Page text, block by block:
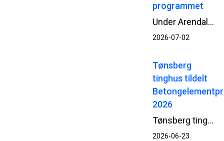
programmet
Under Arendalsuka 2026 deltar NCC i en rekke samtaler og debatter om blant annet beredskap, infrastruktur og gjennomføringsevne. Her får du full oversikt over arrangementene og hvor du kan møte oss.
2026-07-02
Tønsberg
tinghus tildelt
2026
Tønsberg tinghus er tildelt Betongelementprisen 2026 – en pris for arkitektur og byggverk som utmerker seg gjennom innovativ, bærekraftig og estetisk bruk av prefabrikkerte betongelementer. Bak prosjektet står Statsbygg, Add Arkitekter, NCC og Loe Betongelementer.
2026-06-23